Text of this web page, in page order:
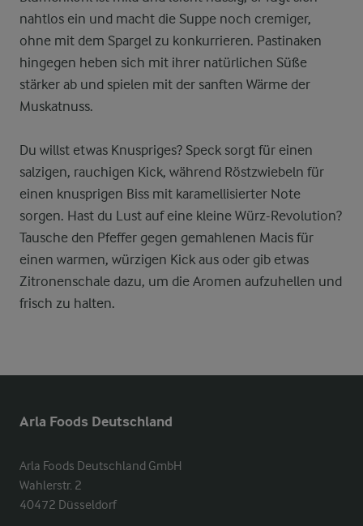
nahtlos ein und macht die Suppe noch cremiger,
ohne mit dem Spargel zu konkurrieren. Pastinaken
hingegen heben sich mit ihrer natürlichen Süße
stärker ab und spielen mit der sanften Wärme der
Muskatnuss.
Du willst etwas Knuspriges? Speck sorgt für einen
salzigen, rauchigen Kick, während Röstzwiebeln für
einen knusprigen Biss mit karamellisierter Note
sorgen. Hast du Lust auf eine kleine Würz-Revolution?
Tausche den Pfeffer gegen gemahlenen Macis für
einen warmen, würzigen Kick aus oder gib etwas
Zitronenschale dazu, um die Aromen aufzuhellen und
frisch zu halten.
Arla Foods Deutschland
Arla Foods Deutschland GmbH
Wahlerstr. 2
40472 Düsseldorf